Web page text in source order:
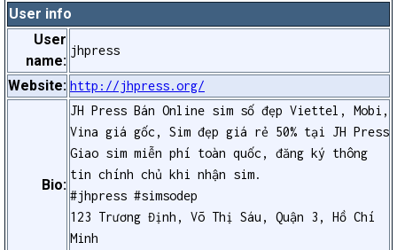
User info
User
name:
jhpress
Website: http://jhpress.org/
Bio:
JH Press Bán Online sim số đẹp Viettel, Mobi,
Vina giá gốc, Sim đẹp giá rẻ 50% tại JH Press
Giao sim miễn phí toàn quốc, đăng ký thông
tin chính chủ khi nhận sim.
#jhpress #simsodep
123 Trương Định, Võ Thị Sáu, Quận 3, Hồ Chí
Minh